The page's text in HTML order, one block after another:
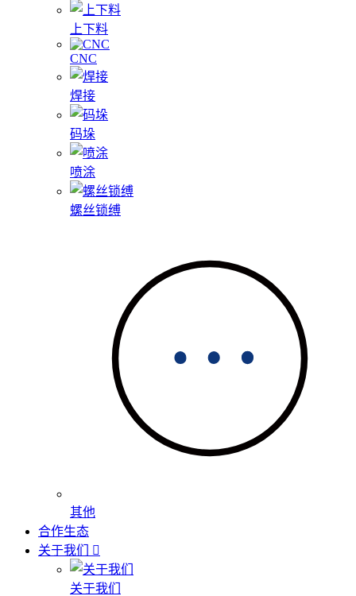
上下料
CNC
焊接
码垛
喷涂
螺丝锁缚
其他
合作生态
关于我们
关于我们